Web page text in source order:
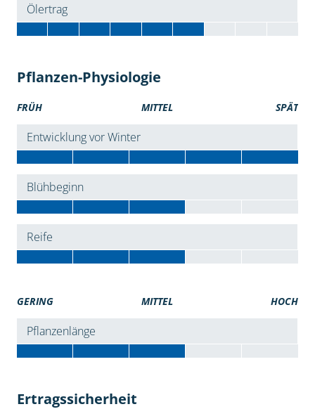
Ölertrag
Pflanzen-Physiologie
FRÜH MITTEL SPÄT
Entwicklung vor Winter
Blühbeginn
Reife
GERING MITTEL HOCH
Pflanzenlänge
Ertragssicherheit